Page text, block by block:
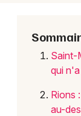
Magazine
Saint-
qui
Rions
au-